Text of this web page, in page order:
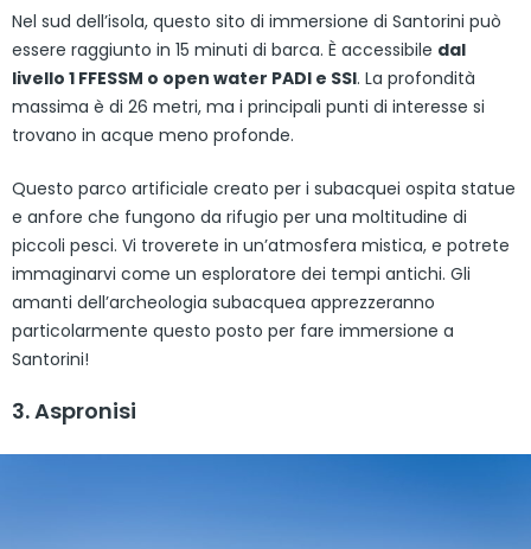
Nel sud dell’isola, questo sito di immersione di Santorini può
essere raggiunto in 15 minuti di barca. È accessibile dal
livello 1 FFESSM o open water PADI e SSI. La profondità
massima è di 26 metri, ma i principali punti di interesse si
trovano in acque meno profonde.
Questo parco artificiale creato per i subacquei ospita statue
e anfore che fungono da rifugio per una moltitudine di
piccoli pesci. Vi troverete in un’atmosfera mistica, e potrete
immaginarvi come un esploratore dei tempi antichi. Gli
amanti dell’archeologia subacquea apprezzeranno
particolarmente questo posto per fare immersione a
Santorini!
3. Aspronisi